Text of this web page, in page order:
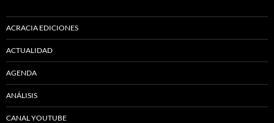
ACRACIA EDICIONES
ACTUALIDAD
AGENDA
ANÁLISIS
CANAL YOUTUBE